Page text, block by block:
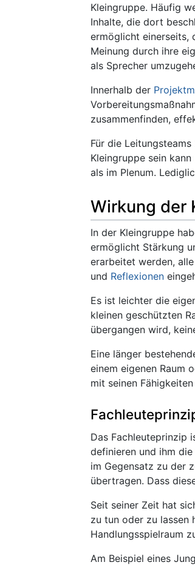
Kleingruppe. Häufig
Inhalte, die dort
ermöglicht einerseits,
Meinung durch ihre
als Sprecher
Innerhalb der
zusammenfinden,
Für die
Kleingruppe sein
als im Plenum.
Wirkung der
In der Kleingruppe
ermöglicht Stärkung
erarbeitet werden,
und Reflexionen
Es ist leichter die
kleinen geschützten
übergangen wird,
Eine länger
einem eigenen Raum
mit seinen
Das Fachleuteprinzip
definieren und ihm
im Gegensatz zu der
übertragen. Dass
Seit seiner Zeit hat
zu tun oder zu lassen
Handlungsspielraum
Am Beispiel eines